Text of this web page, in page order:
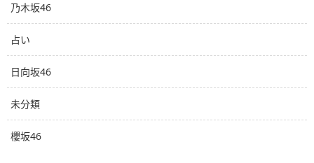
乃木坂46
占い
日向坂46
未分類
櫻坂46